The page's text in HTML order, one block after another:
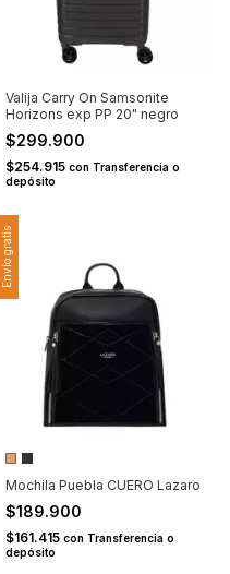
Valija Carry On Samsonite
Horizons exp PP 20" negro
$299.900
$254.915 con Transferencia o
depósito
Envío gratis
Mochila Puebla CUERO Lazaro
$189.900
$161.415 con Transferencia o
depósito